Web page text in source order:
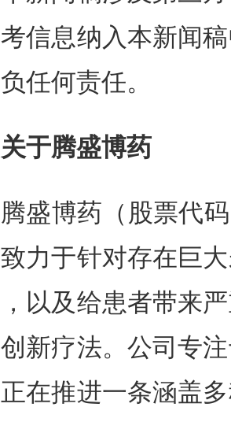
考信息纳入本新闻
负任何责任。
关于腾盛博药
腾盛博药（股票代
致力于针对存在巨
，以及给患者带来
创新疗法。公司专
正在推进一条涵盖